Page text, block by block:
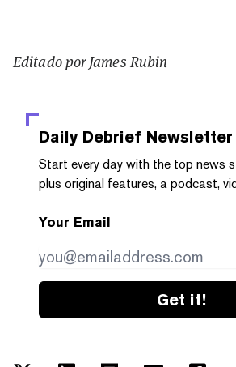
Editado por James Rubin
Daily Debrief Newsletter
Start every day with the top news
plus original features, a podcast,
Your Email
Get it!